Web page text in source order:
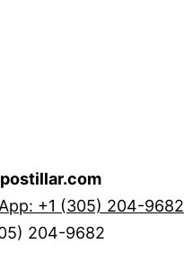
+1 (305) 204-9682
204-9682